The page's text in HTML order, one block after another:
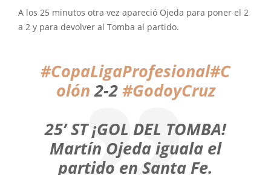
A los 25 minutos otra vez apareció Ojeda para poner el 2
a 2 y para devolver al Tomba al partido.
#CopaLigaProfesional#C
olón2-2#GodoyCruz
25’ ST ¡GOL DEL TOMBA!
Martín Ojeda iguala el
partido en Santa Fe.